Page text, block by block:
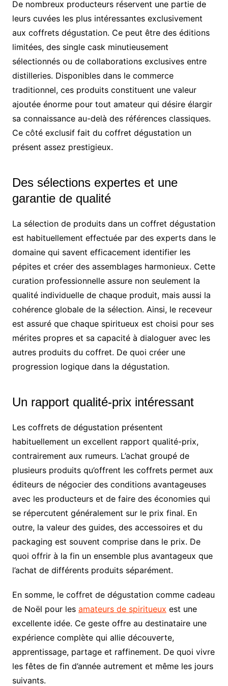
De nombreux producteurs réservent une partie de
leurs cuvées les plus intéressantes exclusivement
aux coffrets dégustation. Ce peut être des éditions
limitées, des single cask minutieusement
sélectionnés ou de collaborations exclusives entre
distilleries. Disponibles dans le commerce
traditionnel, ces produits constituent une valeur
ajoutée énorme pour tout amateur qui désire élargir
sa connaissance au-delà des références classiques.
Ce côté exclusif fait du coffret dégustation un
présent assez prestigieux.
Des sélections expertes et une
garantie de qualité
La sélection de produits dans un coffret dégustation
est habituellement effectuée par des experts dans le
domaine qui savent efficacement identifier les
pépites et créer des assemblages harmonieux. Cette
curation professionnelle assure non seulement la
qualité individuelle de chaque produit, mais aussi la
cohérence globale de la sélection. Ainsi, le receveur
est assuré que chaque spiritueux est choisi pour ses
mérites propres et sa capacité à dialoguer avec les
autres produits du coffret. De quoi créer une
progression logique dans la dégustation.
Un rapport qualité-prix intéressant
Les coffrets de dégustation présentent
habituellement un excellent rapport qualité-prix,
contrairement aux rumeurs. L’achat groupé de
plusieurs produits qu’offrent les coffrets permet aux
éditeurs de négocier des conditions avantageuses
avec les producteurs et de faire des économies qui
se répercutent généralement sur le prix final. En
outre, la valeur des guides, des accessoires et du
packaging est souvent comprise dans le prix. De
quoi offrir à la fin un ensemble plus avantageux que
l’achat de différents produits séparément.
En somme, le coffret de dégustation comme cadeau
de Noël pour les amateurs de spiritueux est une
excellente idée. Ce geste offre au destinataire une
expérience complète qui allie découverte,
apprentissage, partage et raffinement. De quoi vivre
les fêtes de fin d’année autrement et même les jours
suivants.